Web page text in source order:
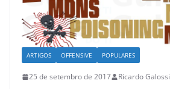
ARTIGOS OFFENSIVE POPULARES
25 de setembro de 2017 Ricardo Galossi